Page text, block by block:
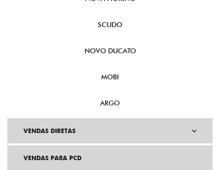
SCUDO
NOVO DUCATO
MOBI
ARGO
VENDAS DIRETAS
VENDAS PARA PCD